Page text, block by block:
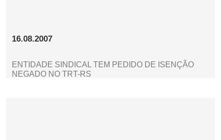
16.08.2007
ENTIDADE SINDICAL TEM PEDIDO DE ISENÇÃO
NEGADO NO TRT-RS